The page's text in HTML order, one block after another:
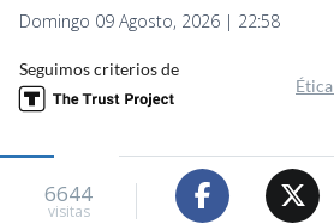
Domingo 09 Agosto, 2026 | 22:58
Seguimos criterios de
6644
visitas